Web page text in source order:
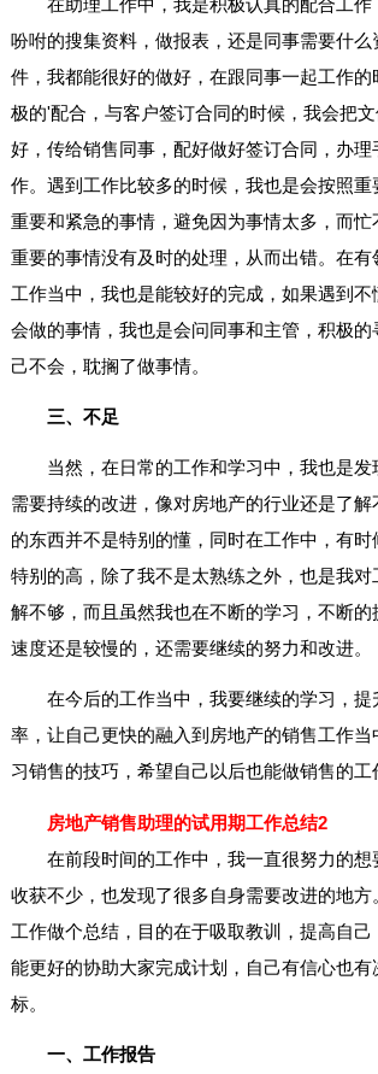
在助理工作中，我是积极认真的配合工作
吩咐的搜集资料，做报表，还是同事需要什么
件，我都能很好的做好，在跟同事一起工作的
极的'配合，与客户签订合同的时候，我会把
好，传给销售同事，配好做好签订合同，办理
作。遇到工作比较多的时候，我也是会按照
重要和紧急的事情，避免因为事情太多，而
重要的事情没有及时的处理，从而出错。在有
工作当中，我也是能较好的完成，如果遇到不
会做的事情，我也是会问同事和主管，积极的
己不会，耽搁了做事情。
三、不足
当然，在日常的工作和学习中，我也是发
需要持续的改进，像对房地产的行业还是了解
的东西并不是特别的懂，同时在工作中，有时
特别的高，除了我不是太熟练之外，也是我对
解不够，而且虽然我也在不断的学习，不断的
速度还是较慢的，还需要继续的努力和改进。
在今后的工作当中，我要继续的学习，提
率，让自己更快的融入到房地产的销售工作
习销售的技巧，希望自己以后也能做销售的工
房地产销售助理的试用期工作总结2
在前段时间的工作中，我一直很努力的想
收获不少，也发现了很多自身需要改进的地方
工作做个总结，目的在于吸取教训，提高自己
能更好的协助大家完成计划，自己有信心也有
标。
一、工作报告